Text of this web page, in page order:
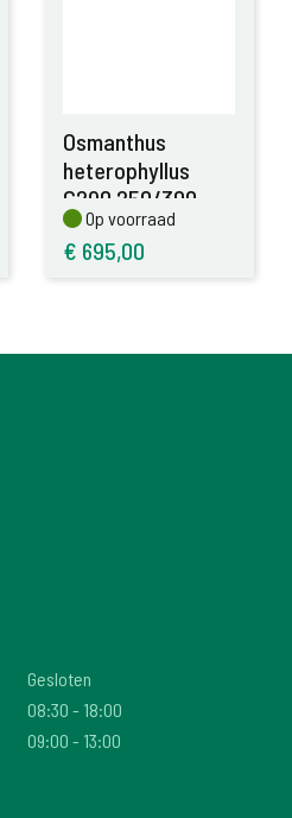
Osmanthus
heterophyllus
C290 250/300
Op voorraad
Op voorraad
€ 695,00
Gesloten
08:30 - 18:00
09:00 - 13:00